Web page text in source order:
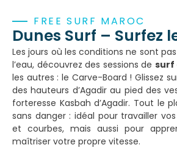
FREE SURF MAROC
Dunes Surf – Surfez
Les jours où les conditions ne sont
l’eau, découvrez des sessions de surf
les autres : le Carve-Board ! Glissez
des hauteurs d’Agadir au pied des
forteresse Kasbah d’Agadir. Tout le
sans danger : idéal pour travailler
et courbes, mais aussi pour
maîtriser votre propre vitesse.